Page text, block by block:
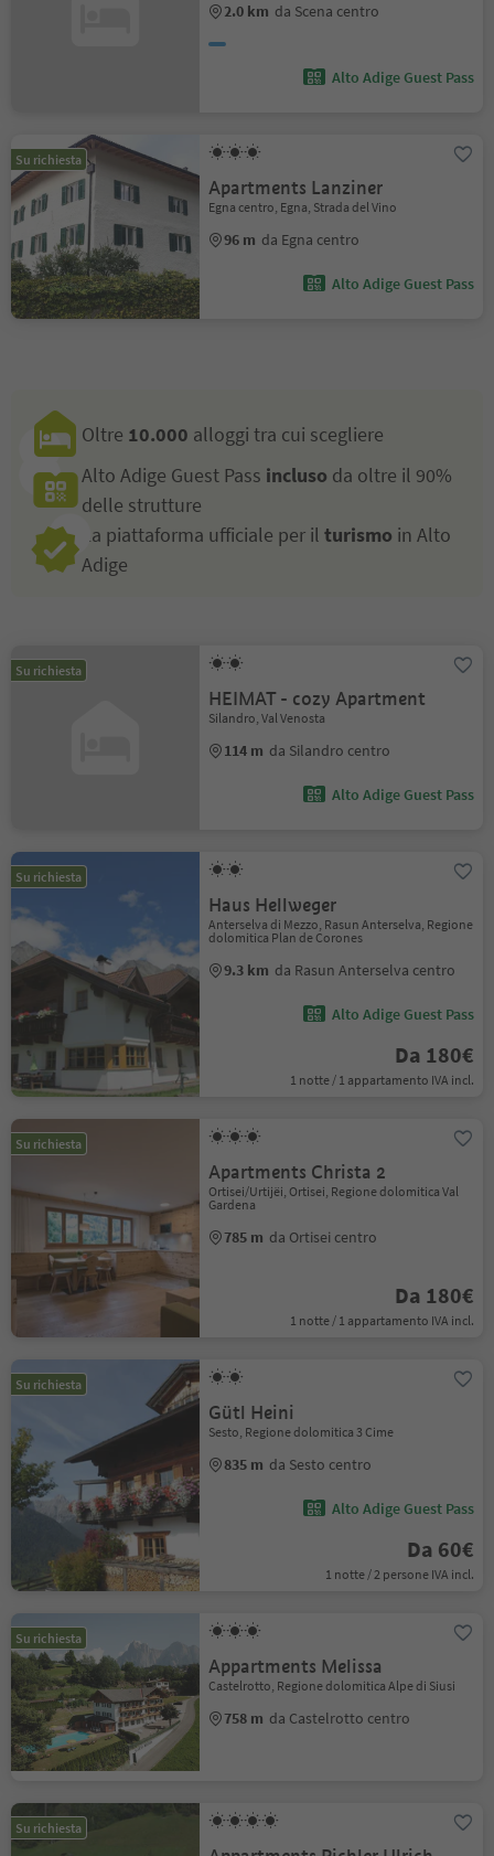
2.0 km da Scena centro
Alto Adige Guest Pass
Su richiesta
Apartments Lanziner
Egna centro, Egna, Strada del Vino
96 m da Egna centro
Alto Adige Guest Pass
Oltre 10.000 alloggi tra cui scegliere
Alto Adige Guest Pass incluso da oltre il 90%
delle strutture
La piattaforma ufficiale per il turismo in Alto
Adige
Su richiesta
HEIMAT - cozy Apartment
Silandro, Val Venosta
114 m da Silandro centro
Alto Adige Guest Pass
Su richiesta
Haus Hellweger
Anterselva di Mezzo, Rasun Anterselva, Regione
dolomitica Plan de Corones
9.3 km da Rasun Anterselva centro
Alto Adige Guest Pass
Da 180€
1 notte / 1 appartamento IVA incl.
Su richiesta
Apartments Christa 2
Ortisei/Urtijëi, Ortisei, Regione dolomitica Val
Gardena
785 m da Ortisei centro
Da 180€
1 notte / 1 appartamento IVA incl.
Su richiesta
Gütl Heini
Sesto, Regione dolomitica 3 Cime
835 m da Sesto centro
Alto Adige Guest Pass
Da 60€
1 notte / 2 persone IVA incl.
Su richiesta
Appartments Melissa
Castelrotto, Regione dolomitica Alpe di Siusi
758 m da Castelrotto centro
Su richiesta